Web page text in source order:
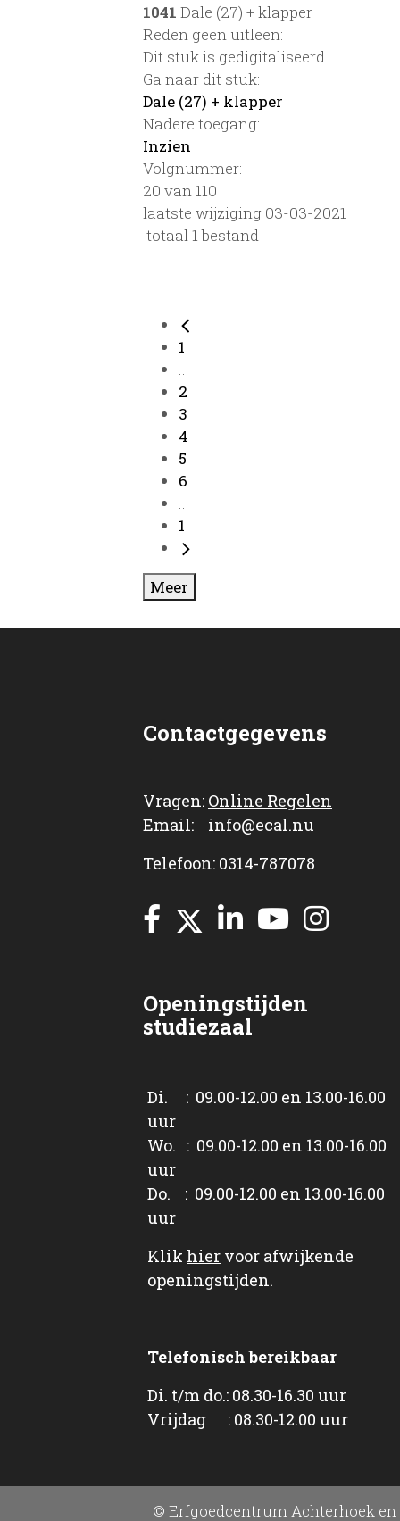
1041 Dale (27) + klapper
Reden geen uitleen:
Dit stuk is gedigitaliseerd
Ga naar dit stuk:
Dale (27) + klapper
Nadere toegang:
Inzien
Volgnummer:
20 van 110
laatste wijziging 03-03-2021
totaal 1 bestand
1
...
2
3
4
5
6
...
1
Meer
Contactgegevens
Vragen: Online Regelen
Email: info@ecal.nu
Telefoon: 0314-787078
Openingstijden
studiezaal
Di. : 09.00-12.00 en 13.00-16.00
uur
Wo. : 09.00-12.00 en 13.00-16.00
uur
Do. : 09.00-12.00 en 13.00-16.00
uur
Klik hier voor afwijkende
openingstijden.
Telefonisch bereikbaar
Di. t/m do.: 08.30-16.30 uur
Vrijdag : 08.30-12.00 uur
© Erfgoedcentrum Achterhoek en